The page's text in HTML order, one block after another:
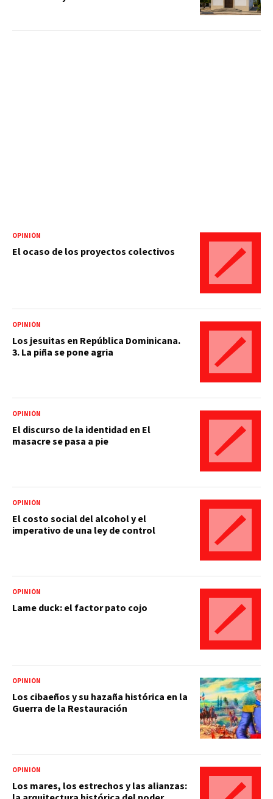
OPINIÓN
El ocaso de los proyectos colectivos
OPINIÓN
Los jesuitas en República Dominicana.
3. La piña se pone agria
OPINIÓN
El discurso de la identidad en El
masacre se pasa a pie
OPINIÓN
El costo social del alcohol y el
imperativo de una ley de control
OPINIÓN
Lame duck: el factor pato cojo
OPINIÓN
Los cibaeños y su hazaña histórica en la
Guerra de la Restauración
OPINIÓN
Los mares, los estrechos y las alianzas: